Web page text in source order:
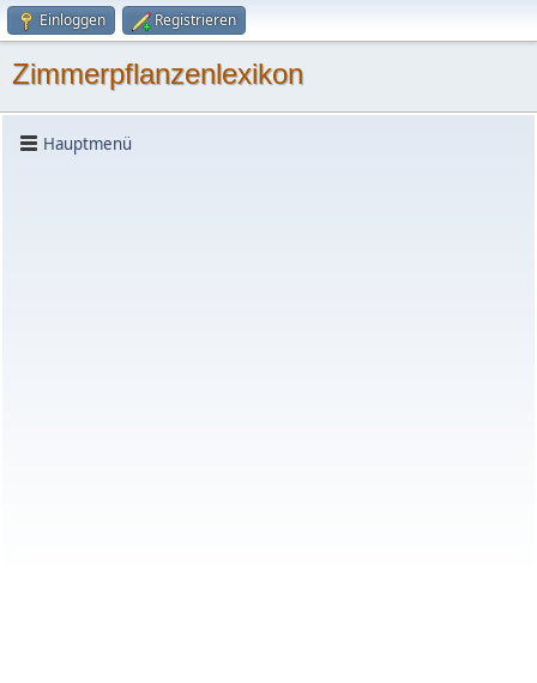
Einloggen Registrieren
Zimmerpflanzenlexikon
Hauptmenü